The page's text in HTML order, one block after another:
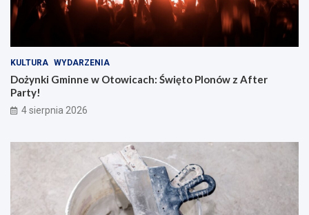
KULTURA WYDARZENIA
Dożynki Gminne w Otowicach: Święto Plonów z After
Party!
4 sierpnia 2026